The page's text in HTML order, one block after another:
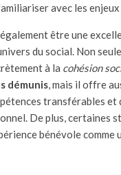
avec les enjeux
être une
du social. Non
à la cohésion
démunis , mais il offre
transférables
De plus, certaines
bénévole comme